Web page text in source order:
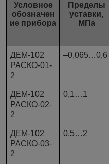
Условное
обозначен
ие прибора
Пределы
уставки,
МПа
ДЕМ-102
РАСКО-01-
2
–0,065…0,6
ДЕМ-102
РАСКО-02-
2
0,1…1
ДЕМ-102
РАСКО-03-
2
0,5…2